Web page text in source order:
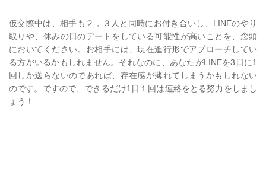
仮交際中は、相手も２，３人と同時にお付き合いし、LINEのやり
取りや、休みの日のデートをしている可能性が高いことを、念頭
においてください。お相手には、現在進行形でアプローチしてい
る方がいるかもしれません。それなのに、あなたがLINEを3日に1
回しか送らないのであれば、存在感が薄れてしまうかもしれない
のです。ですので、できるだけ1日１回は連絡をとる努力をしまし
ょう！